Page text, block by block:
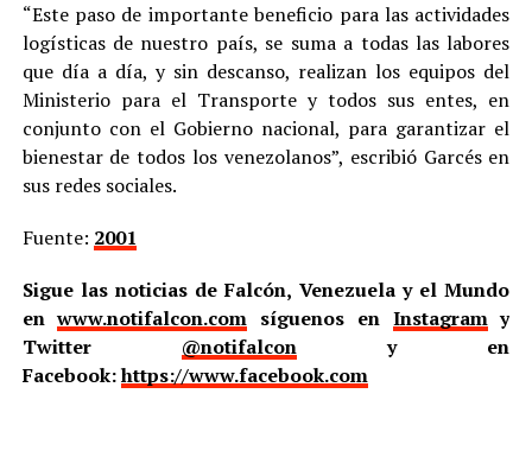
“Este paso de importante beneficio para las actividades
logísticas de nuestro país, se suma a todas las labores
que día a día, y sin descanso, realizan los equipos del
Ministerio para el Transporte y todos sus entes, en
conjunto con el Gobierno nacional, para garantizar el
bienestar de todos los venezolanos”, escribió Garcés en
sus redes sociales.
Fuente: 2001
Sigue las noticias de Falcón, Venezuela y el Mundo
enwww.notifalcon.com síguenos en Instagramy
Twitter @notifalcony en
Facebook:https://www.facebook.com